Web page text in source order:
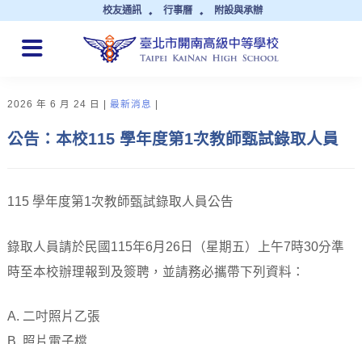
校友通訊 行事曆 附設與承辦
QUICK LINKS
2026 年 6 月 24 日 最新消息
公告：本校115 學年度第1次教師甄試錄取人員
115 學年度第1次教師甄試錄取人員公告
錄取人員請於民國115年6月26日（星期五）上午7時30分準
時至本校辦理報到及簽聘，並請務必攜帶下列資料：
A. 二吋照片乙張
B. 照片電子檔